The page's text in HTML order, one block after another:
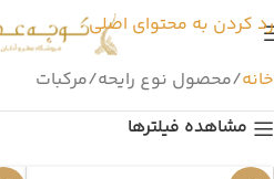
رد کردن به محتوای اصلی
خانه محصول نوع رایحه مرکبات
مشاهده فیلترها